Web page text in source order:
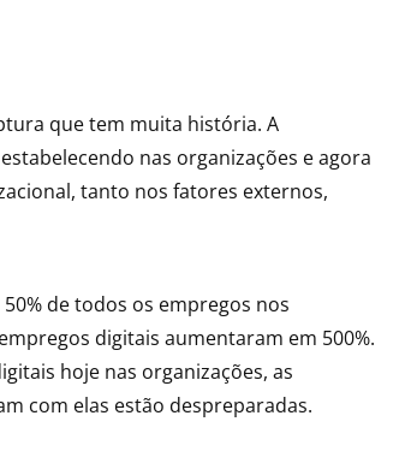
que tem muita história. A
nas organizações e agora
tanto nos fatores externos,
de todos os empregos nos
digitais aumentaram em 500%.
hoje nas organizações, as
com elas estão despreparadas.